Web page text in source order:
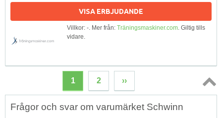
VISA ERBJUDANDE
Villkor: -. Mer från: Träningsmaskiner.com. Giltig tills
vidare.
1 2 ››
Topp
Frågor och svar om varumärket Schwinn